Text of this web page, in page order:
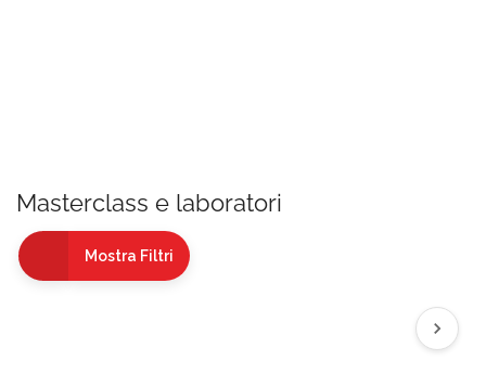
Masterclass e laboratori
Mostra Filtri